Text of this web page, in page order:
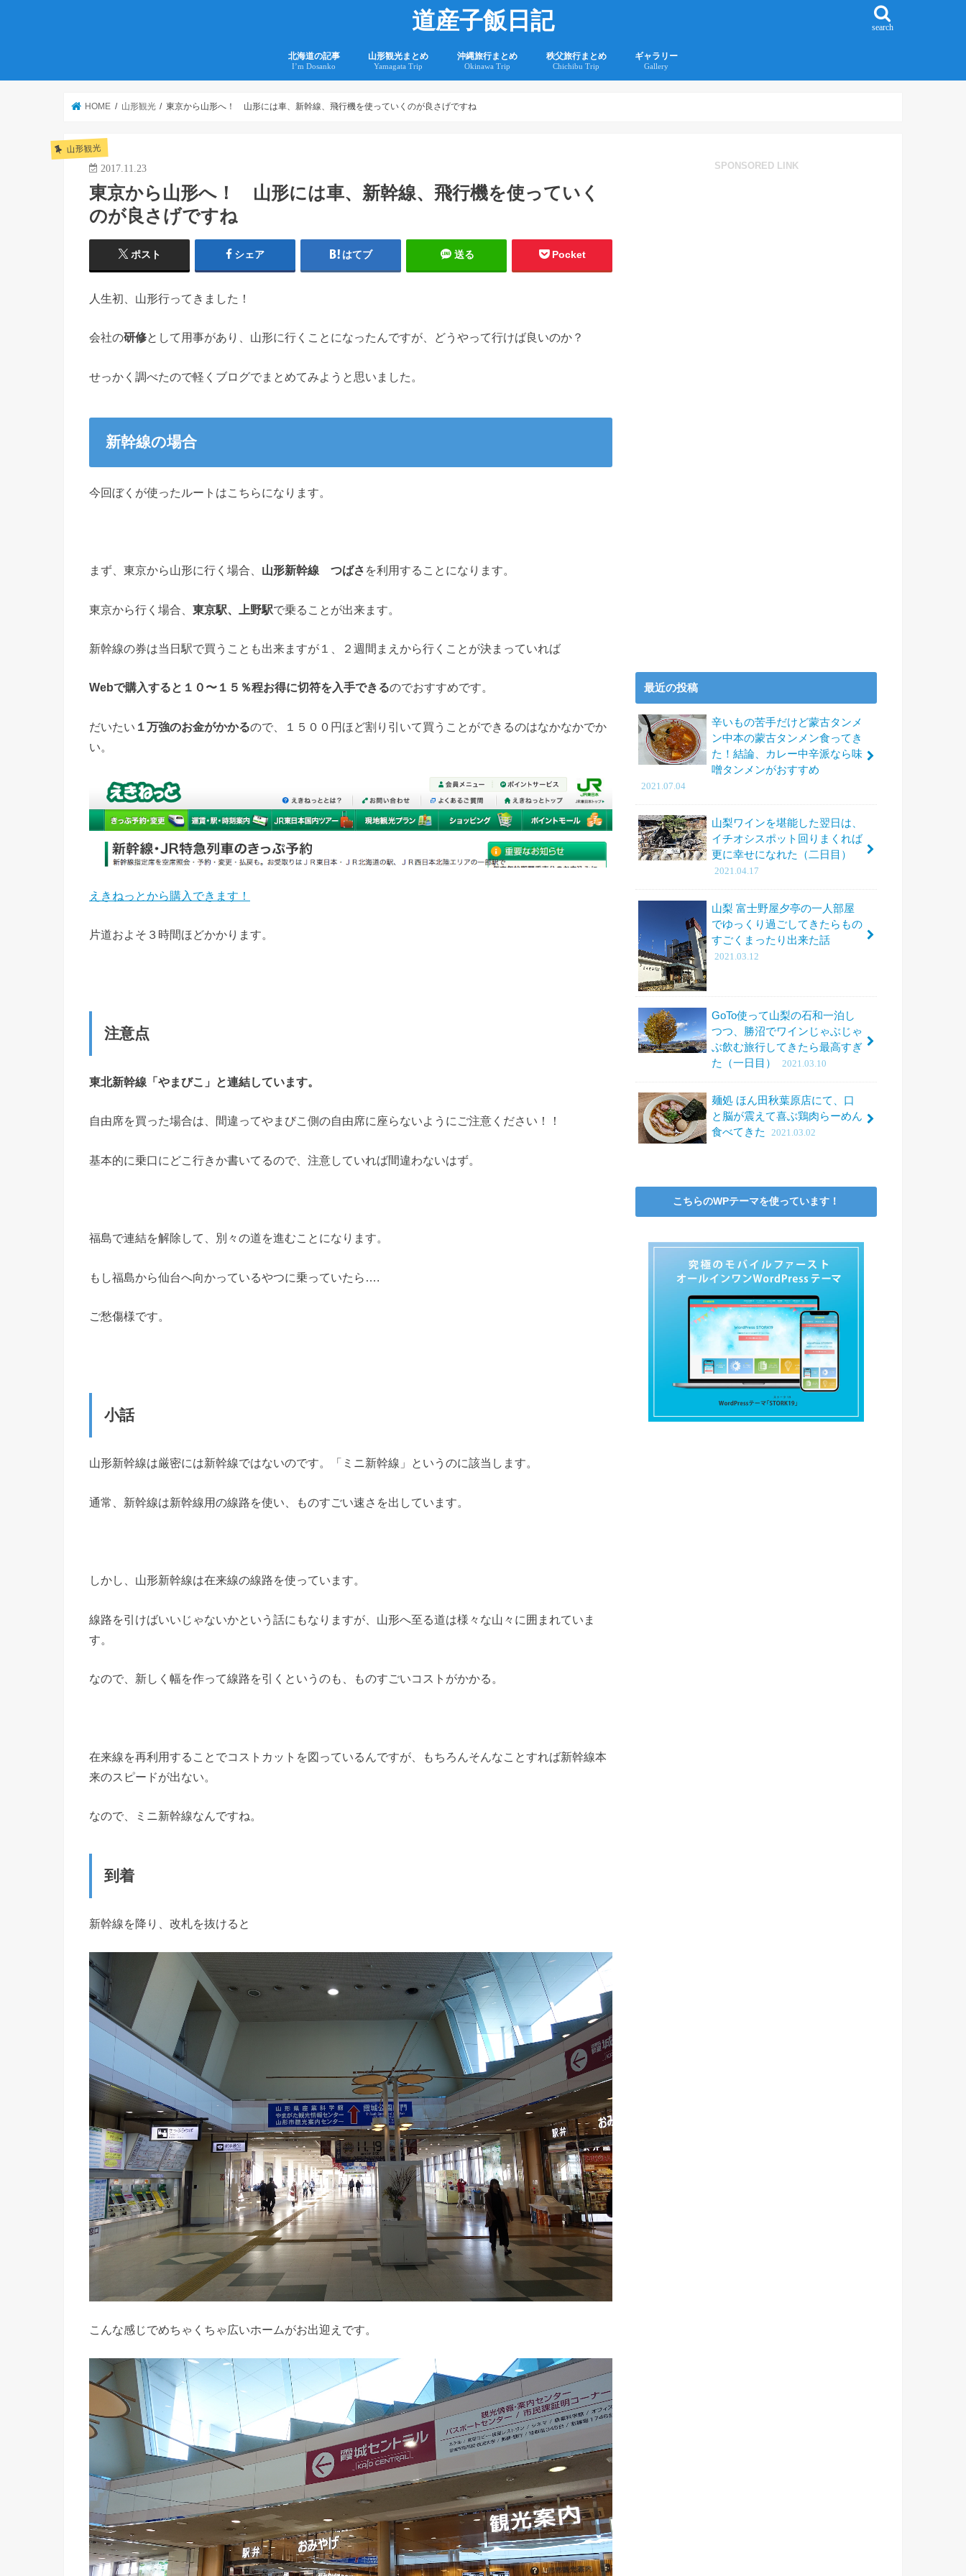
道産子飯日記 search
北海道の記事
I’m Dosanko
山形観光まとめ
Yamagata Trip
沖縄旅行まとめ
Okinawa Trip
秩父旅行まとめ
Chichibu Trip
ギャラリー
Gallery
HOME 山形観光 東京から山形へ！ 山形には車、新幹線、飛行機を使っていくのが良さげですね
山形観光
2017.11.23
東京から山形へ！ 山形には車、新幹線、飛行機を使っていく
のが良さげですね
ポスト シェア はてブ 送る Pocket
人生初、山形行ってきました！
会社の研修として用事があり、山形に行くことになったんですが、どうやって行けば良いのか？
せっかく調べたので軽くブログでまとめてみようと思いました。
新幹線の場合
今回ぼくが使ったルートはこちらになります。
まず、東京から山形に行く場合、 山形新幹線 つばさ を利用することになります。
東京から行く場合、 東京駅、上野駅で乗ることが出来ます。
新幹線の券は当日駅で買うことも出来ますが１、２週間まえから行くことが決まっていれば
Webで購入すると１０〜１５％程お得に切符を入手できるのでおすすめです。
だいたい １万強のお金がかかるので、１５００円ほど割り引いて買うことができるのはなかなかでか
い。
えきねっとから購入できます！
片道およそ３時間ほどかかります。
注意点
東北新幹線「やまびこ」と連結しています。
自由席を買った場合は、間違ってやまびこ側の自由席に座らないようにご注意ください！！
基本的に乗口にどこ行きか書いてるので、注意していれば間違わないはず。
福島で連結を解除して、別々の道を進むことになります。
もし福島から仙台へ向かっているやつに乗っていたら….
ご愁傷様です。
小話
山形新幹線は厳密には新幹線ではないのです。「ミニ新幹線」というのに該当します。
通常、新幹線は新幹線用の線路を使い、ものすごい速さを出しています。
しかし、山形新幹線は在来線の線路を使っています。
線路を引けばいいじゃないかという話にもなりますが、山形へ至る道は様々な山々に囲まれていま
す。
なので、新しく幅を作って線路を引くというのも、ものすごいコストがかかる。
在来線を再利用することでコストカットを図っているんですが、もちろんそんなことすれば新幹線本
来のスピードが出ない。
なので、ミニ新幹線なんですね。
到着
新幹線を降り、改札を抜けると
こんな感じでめちゃくちゃ広いホームがお出迎えです。
SPONSORED LINK
最近の投稿
辛いもの苦手だけど蒙古タンメ
ン中本の蒙古タンメン食ってき
た！結論、カレー中辛派なら味
噌タンメンがおすすめ
2021.07.04
山梨ワインを堪能した翌日は、
イチオシスポット回りまくれば
更に幸せになれた（二日目）
2021.04.17
山梨 富士野屋夕亭の一人部屋
でゆっくり過ごしてきたらもの
すごくまったり出来た話
2021.03.12
GoTo使って山梨の石和一泊し
つつ、勝沼でワインじゃぶじゃ
ぶ飲む旅行してきたら最高すぎ
た（一日目）
2021.03.10
麺処 ほん田秋葉原店にて、口
と脳が震えて喜ぶ鶏肉らーめん
食べてきた
2021.03.02
こちらのWPテーマを使っています！